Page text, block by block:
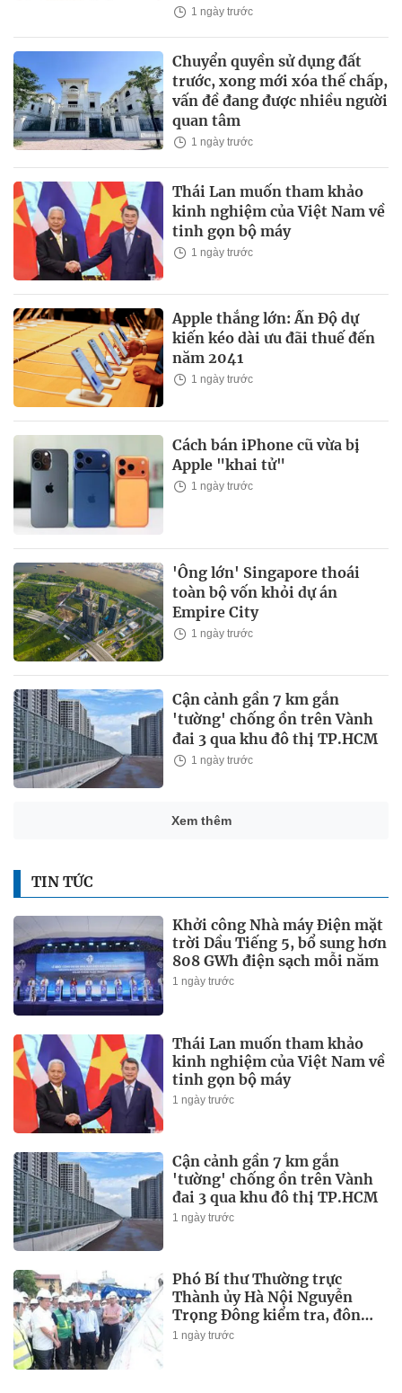
1 ngày trước
Chuyển quyền sử dụng đất
trước, xong mới xóa thế chấp,
vấn đề đang được nhiều người
quan tâm
1 ngày trước
Thái Lan muốn tham khảo
kinh nghiệm của Việt Nam về
tinh gọn bộ máy
1 ngày trước
Apple thắng lớn: Ấn Độ dự
kiến kéo dài ưu đãi thuế đến
năm 2041
1 ngày trước
Cách bán iPhone cũ vừa bị
Apple "khai tử"
1 ngày trước
'Ông lớn' Singapore thoái
toàn bộ vốn khỏi dự án
Empire City
1 ngày trước
Cận cảnh gần 7 km gắn
'tường' chống ồn trên Vành
đai 3 qua khu đô thị TP.HCM
1 ngày trước
Xem thêm
TIN TỨC
Khởi công Nhà máy Điện mặt
trời Dầu Tiếng 5, bổ sung hơn
808 GWh điện sạch mỗi năm
1 ngày trước
Thái Lan muốn tham khảo
kinh nghiệm của Việt Nam về
tinh gọn bộ máy
1 ngày trước
Cận cảnh gần 7 km gắn
'tường' chống ồn trên Vành
đai 3 qua khu đô thị TP.HCM
1 ngày trước
Phó Bí thư Thường trực
Thành ủy Hà Nội Nguyễn
Trọng Đông kiểm tra, đôn
đốc tiến độ các dự án trọng
1 ngày trước